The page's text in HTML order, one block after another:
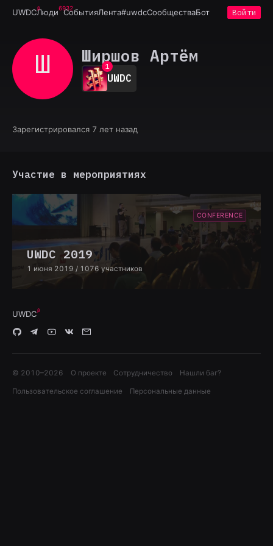
UWDCЛюди6932
СобытияЛента#uwdcСообществаБот Войти
Ш  Ширшов Артём
0
1
2
3
6
UWDC
Зарегистрировался 7 лет назад
Участие в мероприятиях
CONFERENCE
UWDC 2019
1 июня 2019 / 1076 участников
UWDC
© 2010–2026 О проекте Сотрудничество Нашли баг?
Пользовательское соглашение Персональные данные